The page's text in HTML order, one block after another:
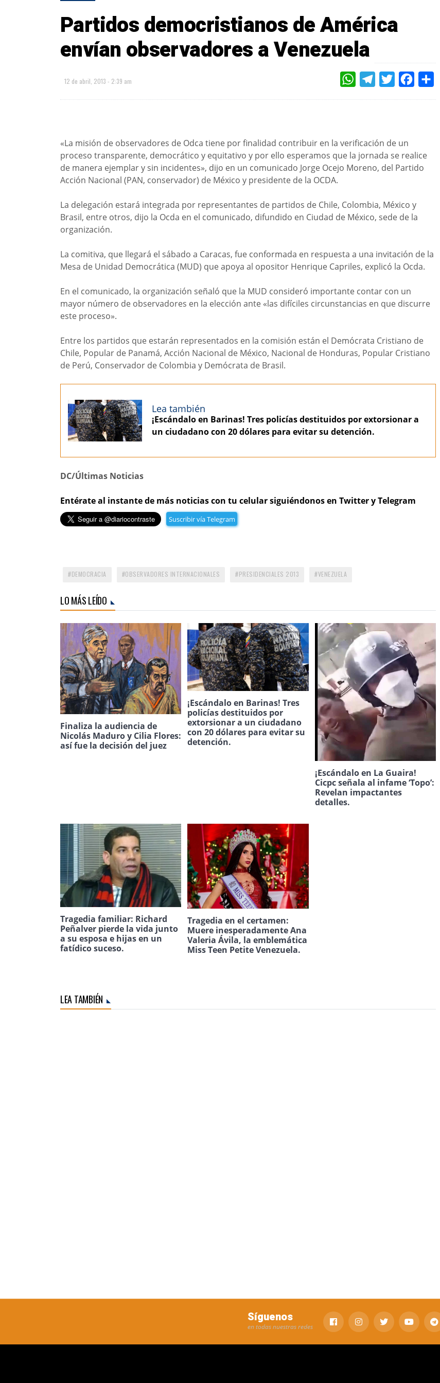
Partidos democristianos de América
envían observadores a Venezuela
12 de abril, 2013 - 2:39 am WHATSAPPTELEGRAMTWITTERFACEBOOK
«La misión de observadores de Odca tiene por finalidad contribuir en la verificación de un
proceso transparente, democrático y equitativo y por ello esperamos que la jornada se realice
de manera ejemplar y sin incidentes», dijo en un comunicado Jorge Ocejo Moreno, del Partido
Acción Nacional (PAN, conservador) de México y presidente de la OCDA.
La delegación estará integrada por representantes de partidos de Chile, Colombia, México y
Brasil, entre otros, dijo la Ocda en el comunicado, difundido en Ciudad de México, sede de la
organización.
La comitiva, que llegará el sábado a Caracas, fue conformada en respuesta a una invitación de la
Mesa de Unidad Democrática (MUD) que apoya al opositor Henrique Capriles, explicó la Ocda.
En el comunicado, la organización señaló que la MUD consideró importante contar con un
mayor número de observadores en la elección ante «las difíciles circunstancias en que discurre
este proceso».
Entre los partidos que estarán representados en la comisión están el Demócrata Cristiano de
Chile, Popular de Panamá, Acción Nacional de México, Nacional de Honduras, Popular Cristiano
de Perú, Conservador de Colombia y Demócrata de Brasil.
Lea también
¡Escándalo en Barinas! Tres policías destituidos por extorsionar a
un ciudadano con 20 dólares para evitar su detención.
DC/Últimas Noticias
Entérate al instante de más noticias con tu celular siguiéndonos en Twitter y Telegram
Suscribir vía Telegram
DEMOCRACIA OBSERVADORES INTERNACIONALES PRESIDENCIALES 2013 VENEZUELA
LO MÁS LEÍDO
Finaliza la audiencia de
Nicolás Maduro y Cilia Flores:
así fue la decisión del juez
¡Escándalo en Barinas! Tres
policías destituidos por
extorsionar a un ciudadano
con 20 dólares para evitar su
detención.
¡Escándalo en La Guaira!
Cicpc señala al infame ‘Topo’:
Revelan impactantes
detalles.
Tragedia familiar: Richard
Peñalver pierde la vida junto
a su esposa e hijas en un
fatídico suceso.
Tragedia en el certamen:
Muere inesperadamente Ana
Valeria Ávila, la emblemática
Miss Teen Petite Venezuela.
LEA TAMBIÉN
Síguenos
en todas nuestras redes